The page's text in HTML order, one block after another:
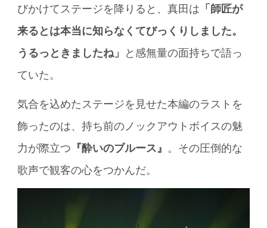
びかけてステージを降りると、真田は 「師匠が
来るとは本当に知らなくてびっくりしました。
うるっときましたね」
と感無量の面持ちで語っ
ていた。
気合を込めたステージを見せた本編のラストを
飾ったのは、持ち前のノックアウトボイスの魅
力が際立つ 『酔いのブルース』 。その圧倒的な
歌声で観客の心をつかんだ。